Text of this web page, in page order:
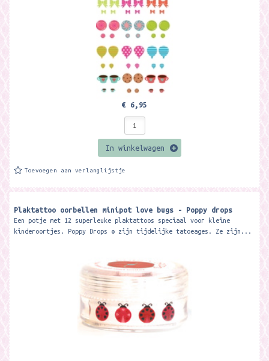
€ 6,95
In winkelwagen
Toevoegen aan verlanglijstje
Plaktattoo oorbellen minipot love bugs - Poppy drops
Een potje met 12 superleuke plaktattoos speciaal voor kleine
kinderoortjes. Poppy Drops ® zijn tijdelijke tatoeages. Ze zijn...